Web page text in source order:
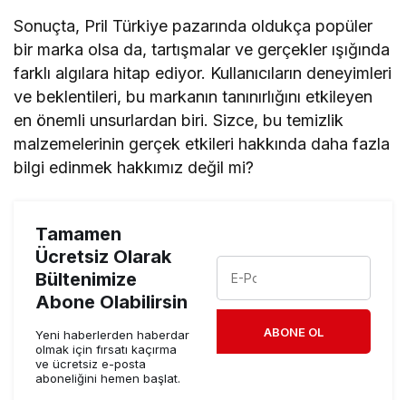
Sonuçta, Pril Türkiye pazarında oldukça popüler
bir marka olsa da, tartışmalar ve gerçekler ışığında
farklı algılara hitap ediyor. Kullanıcıların deneyimleri
ve beklentileri, bu markanın tanınırlığını etkileyen
en önemli unsurlardan biri. Sizce, bu temizlik
malzemelerinin gerçek etkileri hakkında daha fazla
bilgi edinmek hakkımız değil mi?
Tamamen
Ücretsiz Olarak
Bültenimize
Abone Olabilirsin
Yeni haberlerden haberdar
olmak için fırsatı kaçırma
ve ücretsiz e-posta
aboneliğini hemen başlat.
ABONE OL